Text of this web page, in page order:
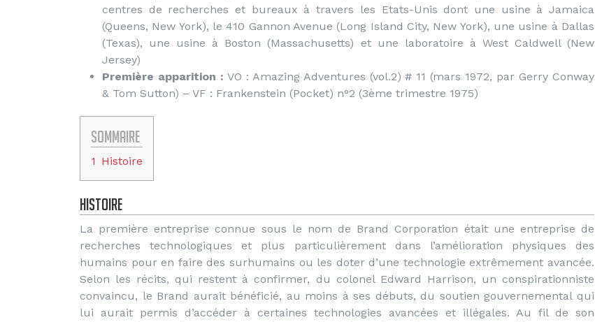
centres de recherches et bureaux à travers les Etats-Unis dont une usine à Jamaica
(Queens, New York), le 410 Gannon Avenue (Long Island City, New York), une usine à Dallas
(Texas), une usine à Boston (Massachusetts) et une laboratoire à West Caldwell (New
Jersey)
Première apparition : VO : Amazing Adventures (vol.2) # 11 (mars 1972, par Gerry Conway
& Tom Sutton) – VF : Frankenstein (Pocket) n°2 (3ème trimestre 1975)
Sommaire
1 Histoire
Histoire
La première entreprise connue sous le nom de Brand Corporation était une entreprise de
recherches technologiques et plus particulièrement dans l’amélioration physiques des
humains pour en faire des surhumains ou les doter d’une technologie extrêmement avancée.
Selon les récits, qui restent à confirmer, du colonel Edward Harrison, un conspirationniste
convaincu, le Brand aurait bénéficié, au moins à ses débuts, du soutien gouvernemental qui
lui aurait permis d’accéder à certaines technologies avancées et illégales. Au fil de son